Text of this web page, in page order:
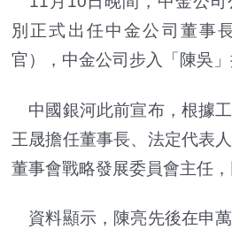
別正式出任中金公司董事
官），中金公司步入「陳吳」
中國銀河此前宣布，根據
王晟擔任董事長、法定代表
董事會戰略發展委員會主任，
資料顯示，陳亮先後在申